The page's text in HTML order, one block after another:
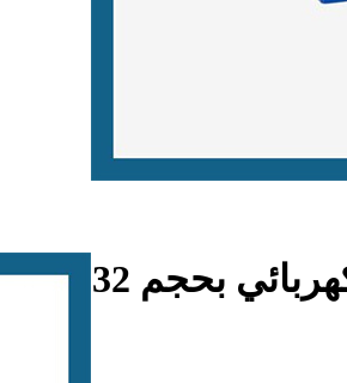
فوائد استخدام محرك ماء كهربائي بحجم 32